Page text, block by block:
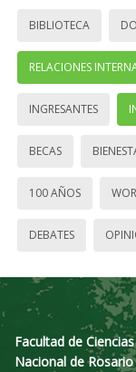
BIBLIOTECA
RELACIONES
INGRESANTES
BECAS
100 AÑOS
DEBATES
Facultad de
Nacional de Rosario